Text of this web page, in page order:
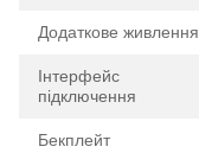
Додаткове живлення
Інтерфейс
підключення
Бекплейт